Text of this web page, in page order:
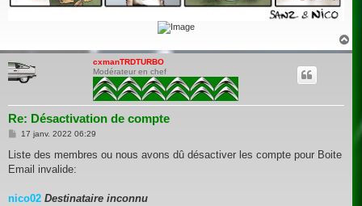
a
cxmanTRDTURBO
Modérateur en chef
Re: Désactivation de compte
M
s
a
17 janv. 2022 06:29
Liste des membres ou nous avons dû désactiver les compte pour Boite
Email invalide:
nico02 Destinataire inconnu